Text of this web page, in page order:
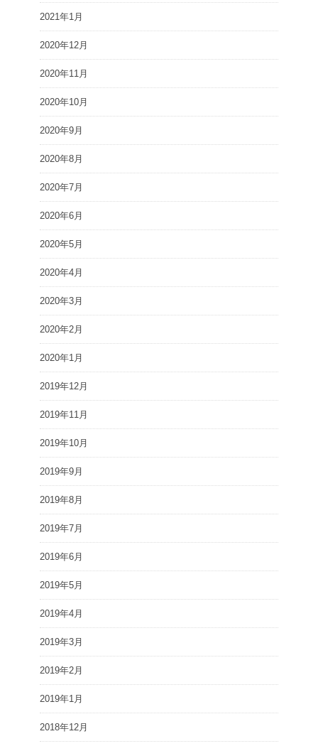
2021年1月
2020年12月
2020年11月
2020年10月
2020年9月
2020年8月
2020年7月
2020年6月
2020年5月
2020年4月
2020年3月
2020年2月
2020年1月
2019年12月
2019年11月
2019年10月
2019年9月
2019年8月
2019年7月
2019年6月
2019年5月
2019年4月
2019年3月
2019年2月
2019年1月
2018年12月